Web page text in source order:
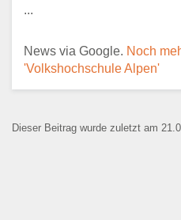
E-Mail*
...
News via Google. Noch
'Volkshochschule Alpen'
Dieser Beitrag wurde zuletzt am